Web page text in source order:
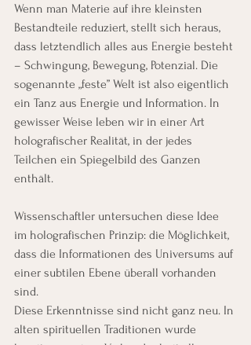
Wenn man Materie auf ihre kleinsten
Bestandteile reduziert, stellt sich heraus,
dass letztendlich alles aus Energie besteht
– Schwingung, Bewegung, Potenzial. Die
sogenannte „feste” Welt ist also eigentlich
ein Tanz aus Energie und Information. In
gewisser Weise leben wir in einer Art
holografischer Realität, in der jedes
Teilchen ein Spiegelbild des Ganzen
enthält.
Wissenschaftler untersuchen diese Idee
im holografischen Prinzip: die Möglichkeit,
dass die Informationen des Universums auf
einer subtilen Ebene überall vorhanden
sind.
Diese Erkenntnisse sind nicht ganz neu. In
alten spirituellen Traditionen wurde